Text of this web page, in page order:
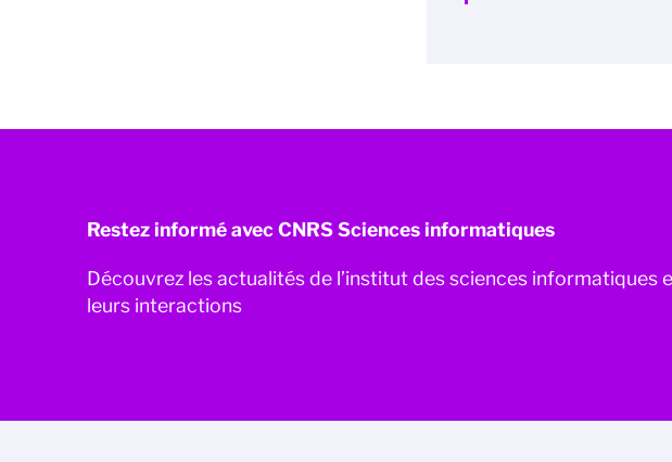
Restez informé avec CNRS Sciences informatiques
Découvrez les actualités de l’institut des sciences informatiques
leurs interactions